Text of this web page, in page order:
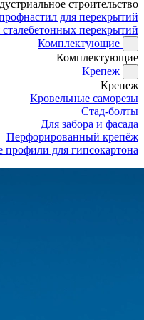
строительство
для перекрытий
перекрытий
Комплектующие
Комплектующие
Крепеж
Крепеж
Кровельные саморезы
Стад-болты
Для забора и фасада
Перфорированный крепёж
профили для гипсокартона